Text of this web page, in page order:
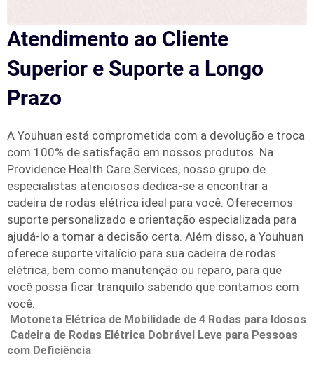
Atendimento ao Cliente
Superior e Suporte a Longo
Prazo
A Youhuan está comprometida com a devolução e troca
com 100% de satisfação em nossos produtos. Na
Providence Health Care Services, nosso grupo de
especialistas atenciosos dedica-se a encontrar a
cadeira de rodas elétrica ideal para você. Oferecemos
suporte personalizado e orientação especializada para
ajudá-lo a tomar a decisão certa. Além disso, a Youhuan
oferece suporte vitalício para sua cadeira de rodas
elétrica, bem como manutenção ou reparo, para que
você possa ficar tranquilo sabendo que contamos com
você.
Motoneta Elétrica de Mobilidade de 4 Rodas para Idosos
Cadeira de Rodas Elétrica Dobrável Leve para Pessoas
com Deficiência